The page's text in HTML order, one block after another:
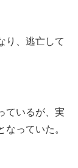
り、逃亡して
ているが、実
なっていた。